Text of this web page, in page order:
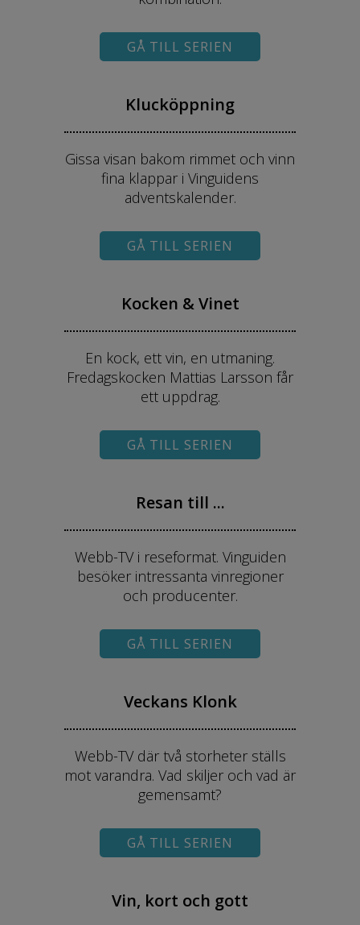
GÅ TILL SERIEN
Klucköppning
Gissa visan bakom rimmet och vinn
fina klappar i Vinguidens
adventskalender.
GÅ TILL SERIEN
Kocken & Vinet
En kock, ett vin, en utmaning.
Fredagskocken Mattias Larsson får
ett uppdrag.
GÅ TILL SERIEN
Resan till ...
Webb-TV i reseformat. Vinguiden
besöker intressanta vinregioner
och producenter.
GÅ TILL SERIEN
Veckans Klonk
Webb-TV där två storheter ställs
mot varandra. Vad skiljer och vad är
gemensamt?
GÅ TILL SERIEN
Vin, kort och gott